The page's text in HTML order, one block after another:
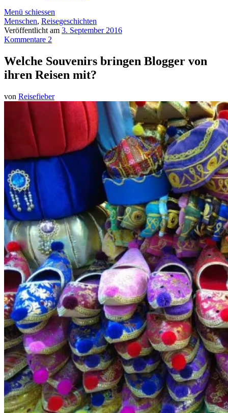
Menü schiessen
Menschen, Reisegeschichten
Veröffentlicht am 3. September 2016
Kommentare 2
Welche Souvenirs bringen Blogger von
ihren Reisen mit?
von Reisefieber